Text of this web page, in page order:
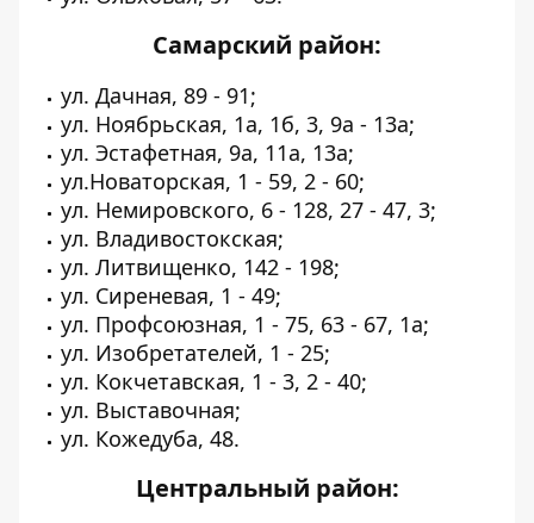
Самарский район:
ул. Дачная, 89 - 91;
ул. Ноябрьская, 1а, 1б, 3, 9а - 13а;
ул. Эстафетная, 9а, 11а, 13а;
ул.Новаторская, 1 - 59, 2 - 60;
ул. Немировского, 6 - 128, 27 - 47, 3;
ул. Владивостокская;
ул. Литвищенко, 142 - 198;
ул. Сиреневая, 1 - 49;
ул. Профсоюзная, 1 - 75, 63 - 67, 1а;
ул. Изобретателей, 1 - 25;
ул. Кокчетавская, 1 - 3, 2 - 40;
ул. Выставочная;
ул. Кожедуба, 48.
Центральный район: